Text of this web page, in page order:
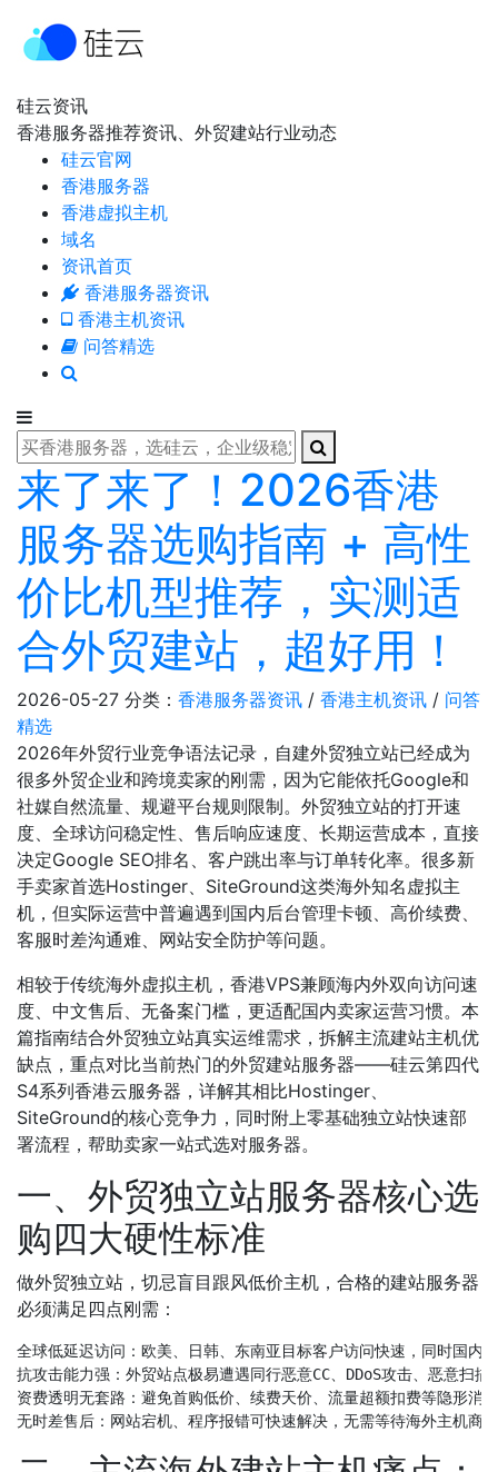
硅云资讯
香港服务器推荐资讯、外贸建站行业动态
硅云官网
香港服务器
香港虚拟主机
域名
资讯首页
香港服务器资讯
香港主机资讯
问答精选
来了来了！2026香港
服务器选购指南 + 高性
价比机型推荐，实测适
合外贸建站，超好用！
2026-05-27 分类： 香港服务器资讯 / 香港主机资讯 / 问答
精选
2026年外贸行业竞争语法记录，自建外贸独立站已经成为
很多外贸企业和跨境卖家的刚需，因为它能依托Google和
社媒自然流量、规避平台规则限制。外贸独立站的打开速
度、全球访问稳定性、售后响应速度、长期运营成本，直接
决定Google SEO排名、客户跳出率与订单转化率。很多新
手卖家首选Hostinger、SiteGround这类海外知名虚拟主
机，但实际运营中普遍遇到国内后台管理卡顿、高价续费、
客服时差沟通难、网站安全防护等问题。
相较于传统海外虚拟主机，香港VPS兼顾海内外双向访问速
度、中文售后、无备案门槛，更适配国内卖家运营习惯。本
篇指南结合外贸独立站真实运维需求，拆解主流建站主机优
缺点，重点对比当前热门的外贸建站服务器——硅云第四代
S4系列香港云服务器，详解其相比Hostinger、
SiteGround的核心竞争力，同时附上零基础独立站快速部
署流程，帮助卖家一站式选对服务器。
一、外贸独立站服务器核心选
购四大硬性标准
做外贸独立站，切忌盲目跟风低价主机，合格的建站服务器
必须满足四点刚需：
全球低延迟访问：欧美、日韩、东南亚目标客户访问快速，同时国内
抗攻击能力强：外贸站点极易遭遇同行恶意CC、DDoS攻击、恶意扫
资费透明无套路：避免首购低价、续费天价、流量超额扣费等隐形消